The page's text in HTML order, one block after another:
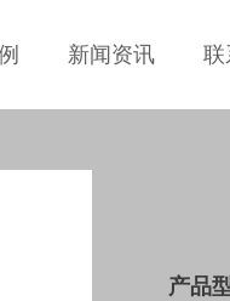
新闻资讯 联
产品